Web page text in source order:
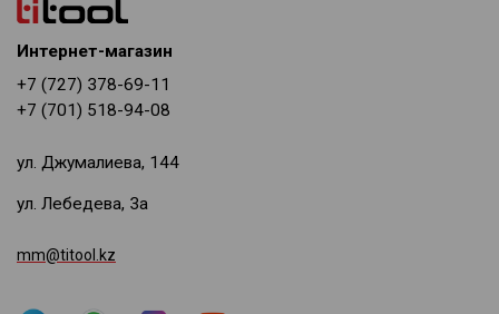
Интернет-магазин
+7 (727) 378-69-11
+7 (701) 518-94-08
ул. Джумалиева, 144
ул. Лебедева, 3а
mm@titool.kz